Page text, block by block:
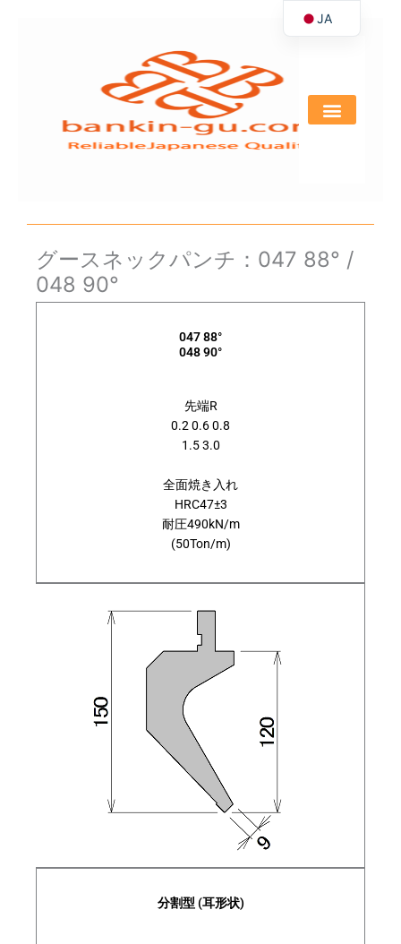
グースネックパンチ：047 88° /
048 90°
047 88°
048 90°
先端R
0.2 0.6 0.8
1.5 3.0
全面焼き入れ
HRC47±3
耐圧490kN/m
(50Ton/m)
分割型 (耳形状)
JA